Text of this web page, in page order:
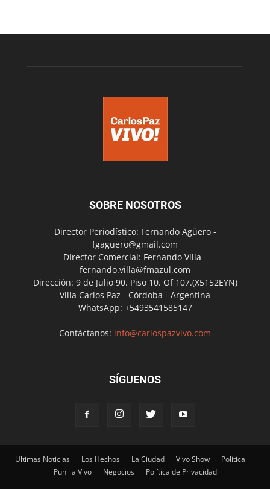
SOBRE NOSOTROS
Director Periodístico: Fernando Agüero -
fgaguero@gmail.com
Director Comercial: Fernando Villa -
fernando.villa@fmazul.com
Dirección: 9 de Julio 90. Piso 10. Of 107.(X5152EYN)
Villa Carlos Paz - Córdoba - Argentina
WhatsApp: +5493541585147
Contáctanos: info@carlospazvivo.com
SÍGUENOS
Ultimas Noticias Los Hechos La Ciudad Vivo Show
Política
Punilla Vivo
Negocios Política de Privacidad